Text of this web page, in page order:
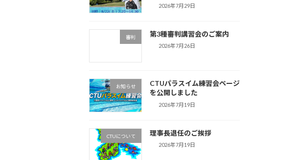
2026年7月29日
審判 第3種審判講習会のご案内
2026年7月26日
お知らせ
CTUパラスイム練習会ページ
を公開しました
2026年7月19日
CTUについて 理事長退任のご挨拶
2026年7月19日